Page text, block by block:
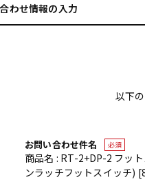
わせ情報の入力
以下
お問い合わせ件名 必須
商品名 : RT-2+DP-2 フッ
ンラッチフットスイッチ)